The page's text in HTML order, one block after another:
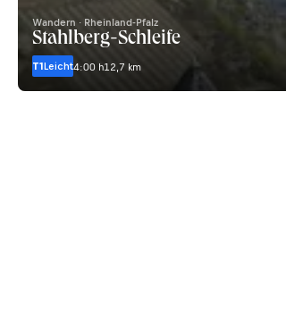
Wandern · Rheinland-Pfalz
Stahlberg-Schleife
T1Leicht4:00 h12,7 km